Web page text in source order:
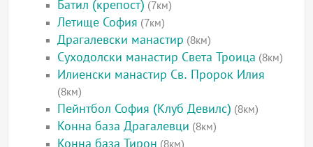
Батил (крепост) (7км)
Летище София (7км)
Драгалевски манастир (8км)
Суходолски манастир Света Троица (8км)
Илиенски манастир Св. Пророк Илия
(8км)
Пейнтбол София (Клуб Девилс) (8км)
Конна база Драгалевци (8км)
Конна база Тирон (8км)